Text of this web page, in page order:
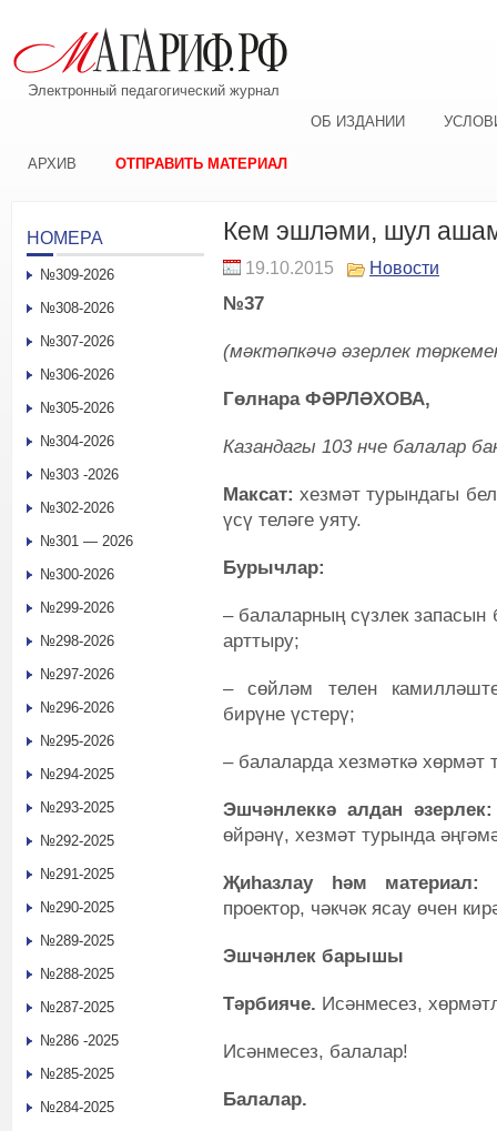
Электронный педагогический журнал
ОБ ИЗДАНИИ
АРХИВ ОТПРАВИТЬ МАТЕРИАЛ
Кем эшләми, шул
19.10.2015 Новости
№37
(мәктәпкәчә әзерлек
Гөлнара ФӘРЛӘХОВА,
Казандагы 103 нче балалар
Максат: хезмәт турындагы
үсү теләге уяту.
Бурычлар:
– балаларның сүзлек запасын
арттыру;
– сөйләм телен
бирүне үстерү;
– балаларда хезмәткә хөрмәт
Эшчәнлеккә алдан әзерлек:
өйрәнү, хезмәт турында
Җиһазлау һәм материал:
проектор, чәкчәк ясау өчен
Эшчәнлек барышы
Тәрбияче. Исәнмесез,
Исәнмесез, балалар!
Балалар.
НОМЕРА
№309-2026
№308-2026
№307-2026
№306-2026
№305-2026
№304-2026
№303 -2026
№302-2026
№301 — 2026
№300-2026
№299-2026
№298-2026
№297-2026
№296-2026
№295-2026
№294-2025
№293-2025
№292-2025
№291-2025
№290-2025
№289-2025
№288-2025
№287-2025
№286 -2025
№285-2025
№284-2025